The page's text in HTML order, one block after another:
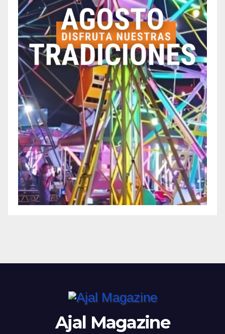
Ajal Magazine